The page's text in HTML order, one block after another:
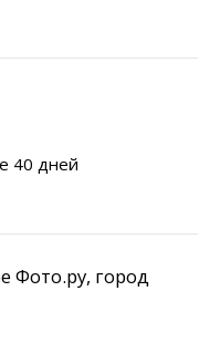
40 дней
Фото.ру, город